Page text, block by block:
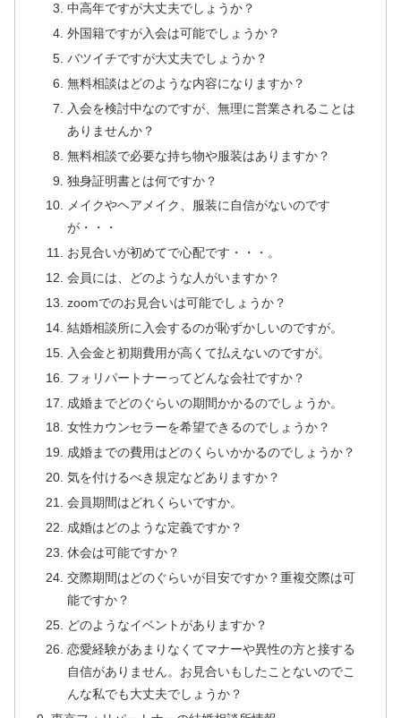
中高年ですが大丈夫でしょうか？
外国籍ですが入会は可能でしょうか？
バツイチですが大丈夫でしょうか？
無料相談はどのような内容になりますか？
入会を検討中なのですが、無理に営業されることは
ありませんか？
無料相談で必要な持ち物や服装はありますか？
独身証明書とは何ですか？
メイクやヘアメイク、服装に自信がないのです
が・・・
お見合いが初めてで心配です・・・。
会員には、どのような人がいますか？
zoomでのお見合いは可能でしょうか？
結婚相談所に入会するのが恥ずかしいのですが。
入会金と初期費用が高くて払えないのですが。
フォリパートナーってどんな会社ですか？
成婚までどのぐらいの期間かかるのでしょうか。
女性カウンセラーを希望できるのでしょうか？
成婚までの費用はどのくらいかかるのでしょうか？
気を付けるべき規定などありますか？
会員期間はどれくらいですか。
成婚はどのような定義ですか？
休会は可能ですか？
交際期間はどのぐらいが目安ですか？重複交際は可
能ですか？
どのようなイベントがありますか？
恋愛経験があまりなくてマナーや異性の方と接する
自信がありません。お見合いもしたことないのでこ
んな私でも大丈夫でしょうか？